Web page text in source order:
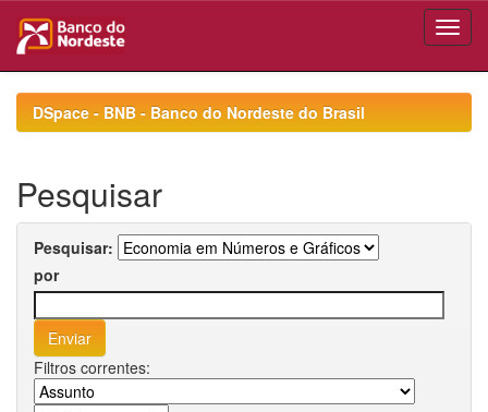
navigationDSpace - BNB - Banco do Nordeste do Brasil
Pesquisar
Pesquisar:
por
Filtros correntes: